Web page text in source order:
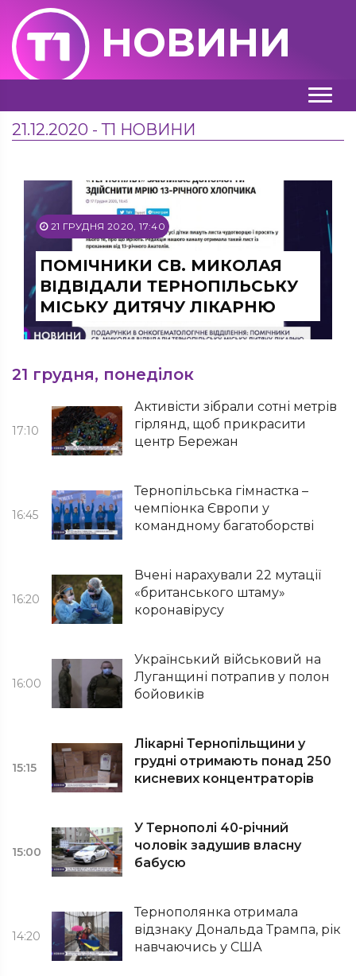
НОВИНИ
21.12.2020 - Т1 НОВИНИ
21 ГРУДНЯ 2020, 17:40
ПОМІЧНИКИ СВ. МИКОЛАЯ
ВІДВІДАЛИ ТЕРНОПІЛЬСЬКУ
МІСЬКУ ДИТЯЧУ ЛІКАРНЮ
21 грудня, понеділок
17:10
Активісти зібрали сотні метрів
гірлянд, щоб прикрасити
центр Бережан
16:45
Тернопільська гімнастка –
чемпіонка Європи у
командному багатоборстві
16:20
Вчені нарахували 22 мутації
«британського штаму»
коронавірусу
16:00
Український військовий на
Луганщині потрапив у полон
бойовиків
15:15
Лікарні Тернопільщини у
грудні отримають понад 250
кисневих концентраторів
15:00
У Тернополі 40-річний
чоловік задушив власну
бабусю
14:20
Тернополянка отримала
відзнаку Дональда Трампа, рік
навчаючись у США